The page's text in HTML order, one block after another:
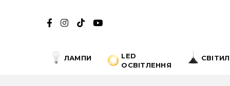
ЛАМПИ
LED
ОСВІТЛЕННЯ